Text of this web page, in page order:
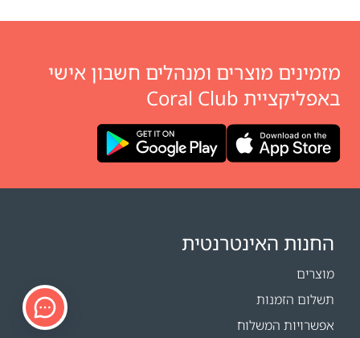
מזמינים מוצרים ומנהלים חשבון אישי
באפליקציית Coral Club
החנות האינטרנטית
מוצרים
תשלום הזמנות
אפשרויות המשלוח